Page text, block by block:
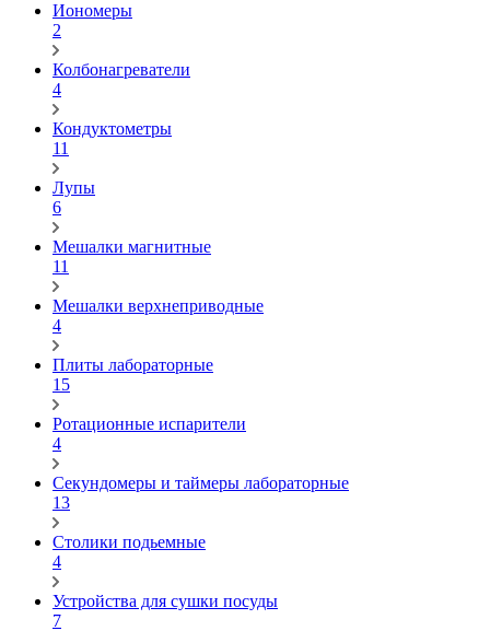
Иономеры
2
Колбонагреватели
4
Кондуктометры
11
Лупы
6
Мешалки магнитные
11
Мешалки верхнеприводные
4
Плиты лабораторные
15
Ротационные испарители
4
Секундомеры и таймеры лабораторные
13
Столики подьемные
4
Устройства для сушки посуды
7